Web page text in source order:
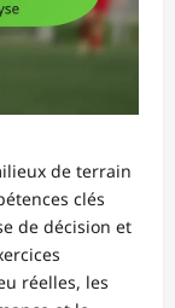
de terrain
clés
de décision et
réelles, les